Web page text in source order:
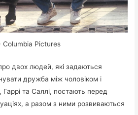
Pictures
двох людей, які задаються
дружба між чоловіком і
Гаррі та Саллі, постають перед
а разом з ними розвиваються